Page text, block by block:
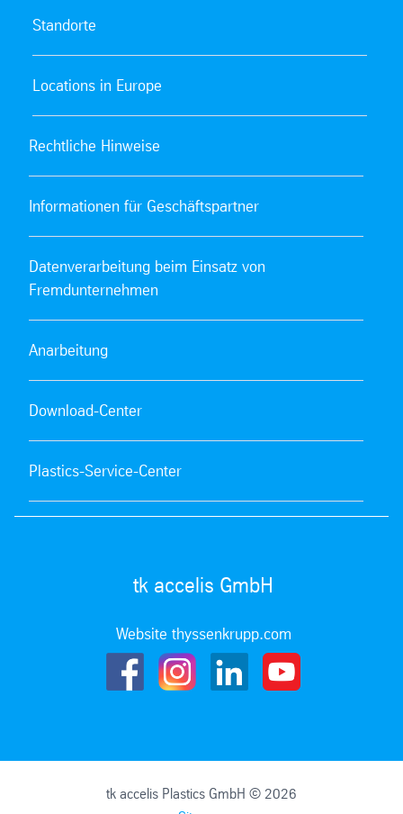
Standorte
Locations in Europe
Rechtliche Hinweise
Informationen für Geschäftspartner
Datenverarbeitung beim Einsatz von
Fremdunternehmen
Anarbeitung
Download-Center
Plastics-Service-Center
tk accelis GmbH
Website thyssenkrupp.com
tk accelis Plastics GmbH © 2026